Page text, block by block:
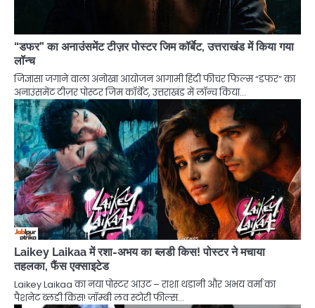
“डफर” का अनाउंसमेंट टीज़र पोस्टर जिम कॉर्बेट, उत्तराखंड में किया गया
लॉन्च
जिज्ञासा जगाने वाला अनोखा आयोजन आगामी हिंदी फीचर फिल्म “डफर” का
अनाउंसमेंट टीज़र पोस्टर जिम कॉर्बेट, उत्तराखंड में लॉन्च किया…
Laikey Laikaa में रशा-अभय का ब्लडी किस! पोस्टर ने मचाया
तहलका, फैंस एक्साइटेड
Laikey Laikaa का नया पोस्टर आउट – राशा थडानी और अभय वर्मा का
पैशनेट ब्लडी किस! ज़ॉम्बी लव स्टोरी फील्स…